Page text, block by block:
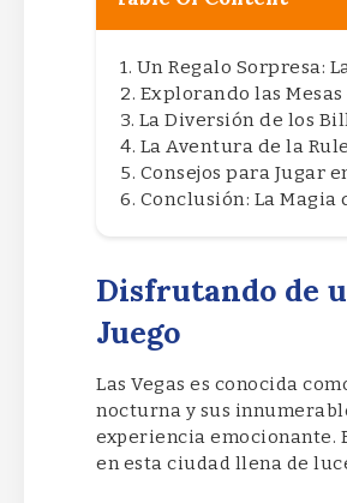
Un Regalo Sorpresa:
Explorando las
La Diversión de los
La Aventura de la
Consejos para Jugar
Conclusión: La Magia
Disfrutando de
Juego
Las Vegas es conocida
nocturna y sus
experiencia emocionante.
en esta ciudad llena de